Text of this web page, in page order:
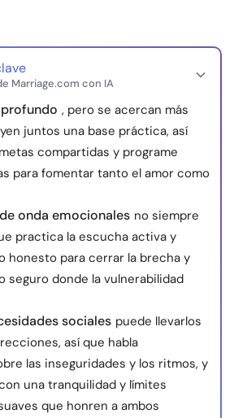
Marriage.com con IA
, pero se acercan más
juntos una base práctica, así
compartidas y programe
para fomentar tanto el amor como
onda emocionales no siempre
practica la escucha activa y
honesto para cerrar la brecha y
seguro donde la vulnerabilidad
sociales puede llevarlos
así que habla
las inseguridades y los ritmos, y
una tranquilidad y límites
que honren a ambos